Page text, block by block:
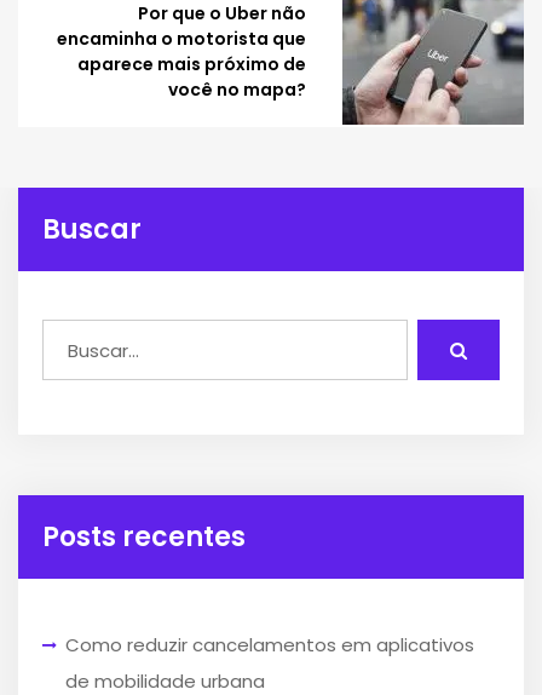
Por que o Uber não
encaminha o motorista que
aparece mais próximo de
você no mapa?
Buscar
Posts recentes
Como reduzir cancelamentos em aplicativos
de mobilidade urbana